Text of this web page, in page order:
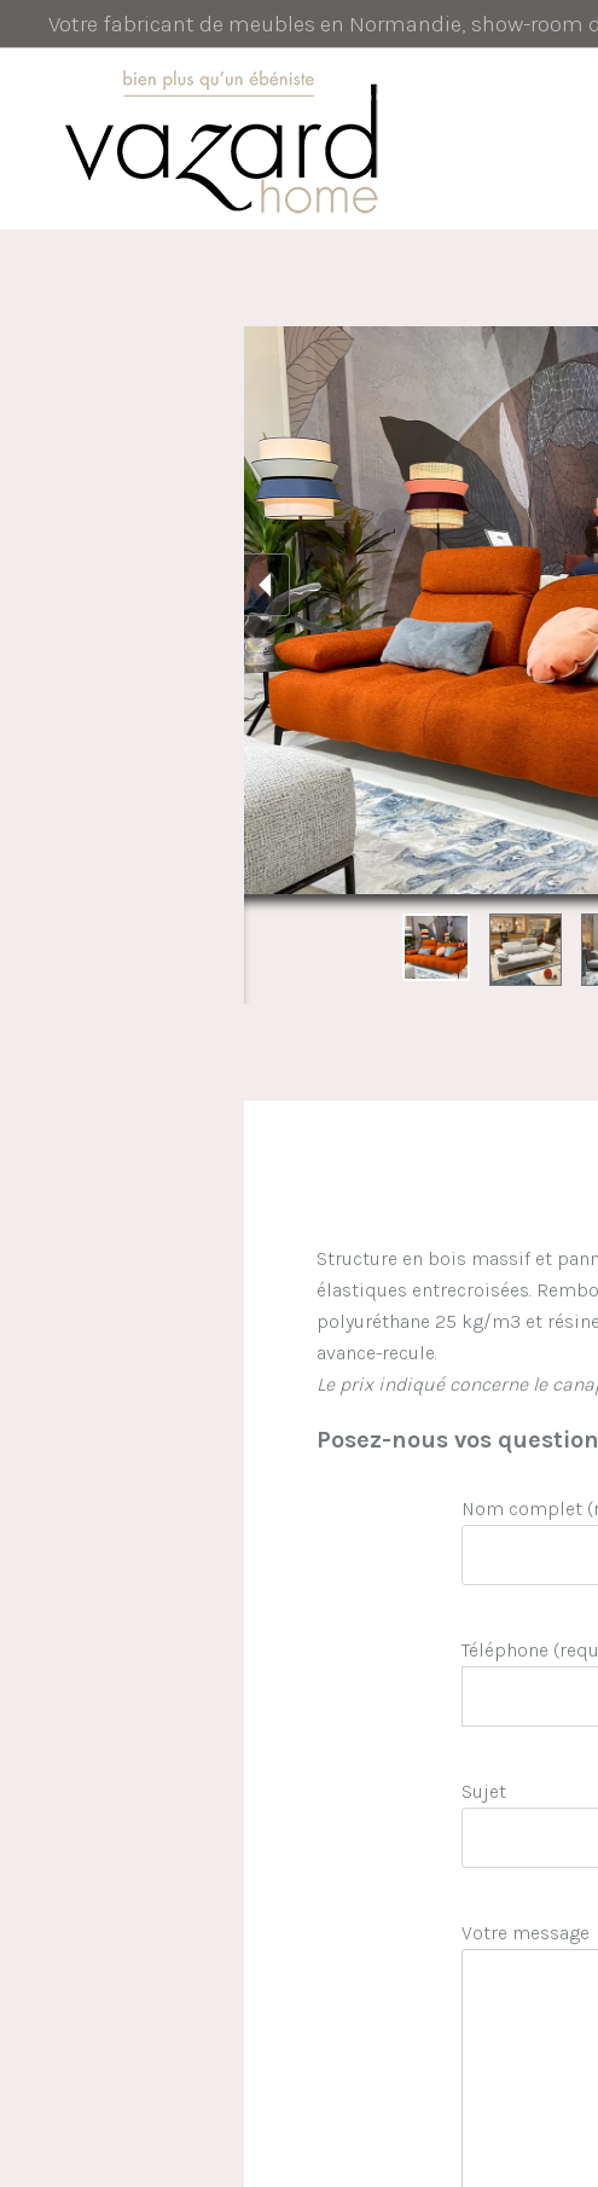
Votre fabricant de meubles en Normandie, show-room
Structure en bois massif et
élastiques entrecroisées.
polyuréthane 25 kg/m3 et
avance-recule.
Le prix indiqué concerne le
Posez-nous vos
Nom complet
Téléphone
Sujet
Votre message